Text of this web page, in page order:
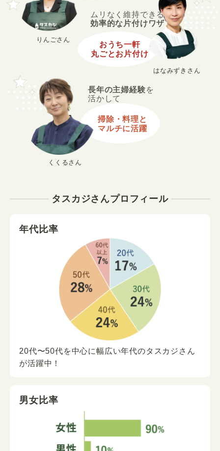
くくるさん
長年の主婦経験を
活かして
掃除・料理と
マルチに活躍
りんごさん
はなみずきさん
ムリなく維持できる
効率的な片付けワザ
おうち一軒
丸ごとお片付け
タスカジさんプロフィール
年代比率
20代〜50代を中心に幅広い年代のタスカジさん
が活躍中！
男女比率